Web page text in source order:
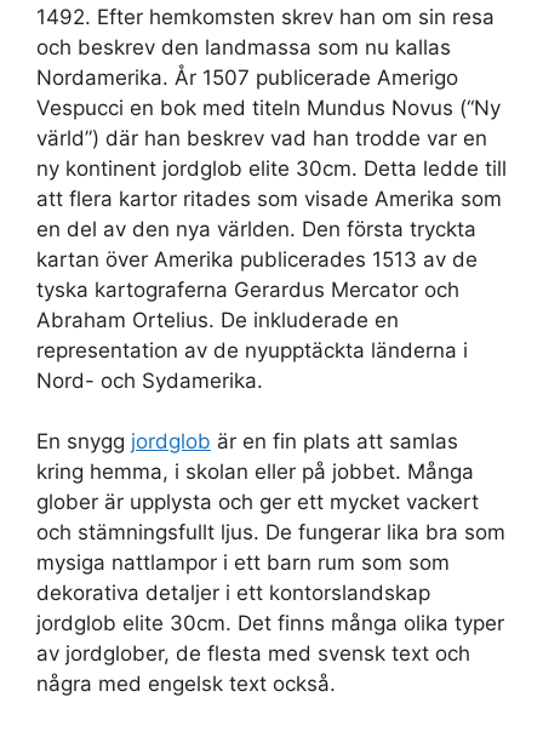
1492. Efter hemkomsten skrev han om sin resa
och beskrev den landmassa som nu kallas
Nordamerika. År 1507 publicerade Amerigo
Vespucci en bok med titeln Mundus Novus (“Ny
värld”) där han beskrev vad han trodde var en
ny kontinent jordglob elite 30cm. Detta ledde till
att flera kartor ritades som visade Amerika som
en del av den nya världen. Den första tryckta
kartan över Amerika publicerades 1513 av de
tyska kartograferna Gerardus Mercator och
Abraham Ortelius. De inkluderade en
representation av de nyupptäckta länderna i
Nord- och Sydamerika.
En snygg jordglob är en fin plats att samlas
kring hemma, i skolan eller på jobbet. Många
glober är upplysta och ger ett mycket vackert
och stämningsfullt ljus. De fungerar lika bra som
mysiga nattlampor i ett barn rum som som
dekorativa detaljer i ett kontorslandskap
jordglob elite 30cm. Det finns många olika typer
av jordglober, de flesta med svensk text och
några med engelsk text också.